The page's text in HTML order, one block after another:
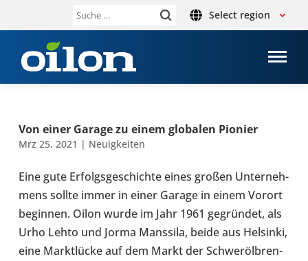
Suche Select region
Von einer Garage zu einem glo­ba­len Pionier
Mrz 25, 2021 | Neu­ig­kei­ten
Eine gute Erfolgs­ge­schichte eines großen Unter­neh­
mens sollte immer in einer Garage in einem Vorort
begin­nen. Oilon wurde im Jahr 1961 gegrün­det, als
Urho Lehto und Jorma Mans­sila, beide aus Hel­sinki,
eine Markt­lü­cke auf dem Markt der Schweröl­bren­